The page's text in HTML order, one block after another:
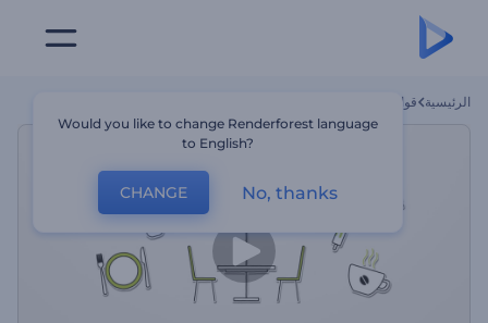
الرئيسية قوالب
Would you like to change Renderforest language
to English?
CHANGE No, thanks